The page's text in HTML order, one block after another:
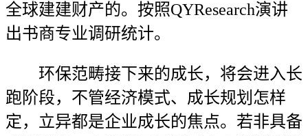
全球建建财产的。按照QYResearch演讲
出书商专业调研统计。
环保范畴接下来的成长，将会进入长
跑阶段，不管经济模式、成长规划怎样
定，立异都是企业成长的焦点。若非具备